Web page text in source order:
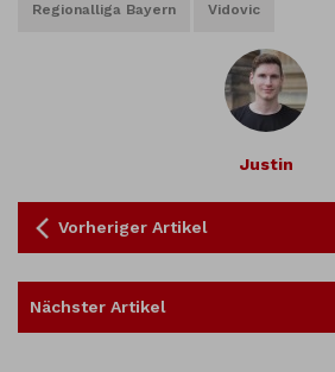
Regionalliga Bayern Vidovic
Justin
Vorheriger Artikel
Nächster Artikel